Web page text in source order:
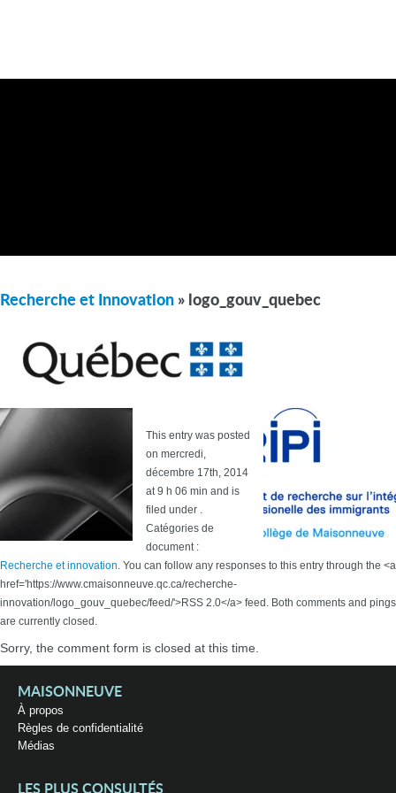
Recherche et Innovation » logo_gouv_quebec
This entry was posted
on mercredi,
décembre 17th, 2014
at 9 h 06 min and is
filed under .
Catégories de
document :
Recherche et innovation. You can follow any responses to this entry through the <a
href='https://www.cmaisonneuve.qc.ca/recherche-
innovation/logo_gouv_quebec/feed/'>RSS 2.0</a> feed. Both comments and pings
are currently closed.
Sorry, the comment form is closed at this time.
MAISONNEUVE
À propos
Règles de confidentialité
Médias
LES PLUS CONSULTÉS